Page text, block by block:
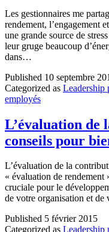
Les gestionnaires me
rendement, l’engagement
une grande source de
leur gruge beaucoup
dans…
Published 10 septembre
Categorized as Leadership
employés
L’évaluation de
conseils pour
L’évaluation de la
« évaluation de rendement
cruciale pour le
de votre organisation et
Published 5 février 2015
Categorized as Leadership